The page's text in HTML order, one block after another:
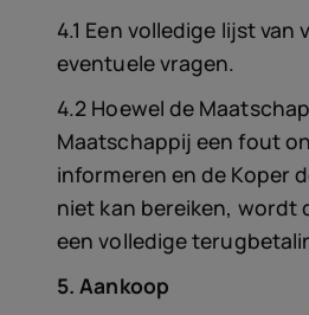
4.1 Een volledige lijst
eventuele vragen.
4.2 Hoewel de
Maatschappij een fout
informeren en de Koper
niet kan bereiken, wordt
een volledige
5. Aankoop